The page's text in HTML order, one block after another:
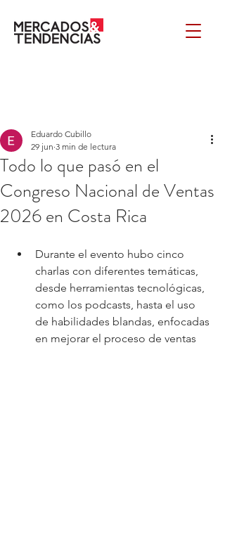
Todo lo que pasó en el
Congreso Nacional de Ventas
2026 en Costa Rica
Eduardo Cubillo
29 jun 3 min de lectura
Durante el evento hubo cinco
charlas con diferentes temáticas,
desde herramientas tecnológicas,
como los podcasts, hasta el uso
de habilidades blandas, enfocadas
en mejorar el proceso de ventas